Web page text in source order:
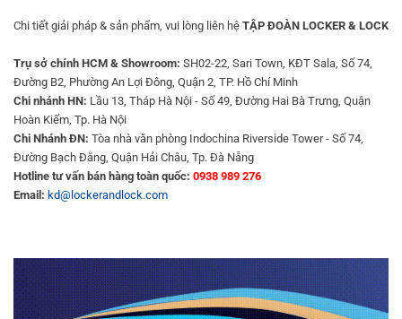
Chi tiết giải pháp & sản phẩm, vui lòng liên hệ TẬP ĐOÀN LOCKER & LOCK
Trụ sở chính HCM & Showroom: SH02-22, Sari Town, KĐT Sala, Số 74,
Đường B2, Phường An Lợi Đông, Quận 2, TP. Hồ Chí Minh
Chi nhánh HN: Lầu 13, Tháp Hà Nội - Số 49, Đường Hai Bà Trưng, Quận
Hoàn Kiếm, Tp. Hà Nội
Chi Nhánh ĐN: Tòa nhà văn phòng Indochina Riverside Tower - Số 74,
Đường Bạch Đằng, Quận Hải Châu, Tp. Đà Nẵng
Hotline tư vấn bán hàng toàn quốc: 0938 989 276
Email: kd@lockerandlock.com